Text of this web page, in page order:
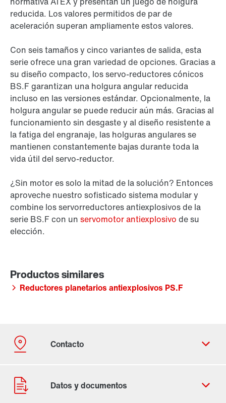
reducida. Los valores permitidos de par de
aceleración superan ampliamente estos valores.
Con seis tamaños y cinco variantes de salida, esta
serie ofrece una gran variedad de opciones. Gracias a
su diseño compacto, los servo-reductores cónicos
BS.F garantizan una holgura angular reducida
incluso en las versiones estándar. Opcionalmente, la
holgura angular se puede reducir aún más. Gracias al
funcionamiento sin desgaste y al diseño resistente a
la fatiga del engranaje, las holguras angulares se
mantienen constantemente bajas durante toda la
vida útil del servo-reductor.
¿Sin motor es solo la mitad de la solución? Entonces
aproveche nuestro sofisticado sistema modular y
combine los servorreductores antiexplosivos de la
serie BS.F con un servomotor antiexplosivo de su
elección.
Reductores planetarios antiexplosivos PS.F